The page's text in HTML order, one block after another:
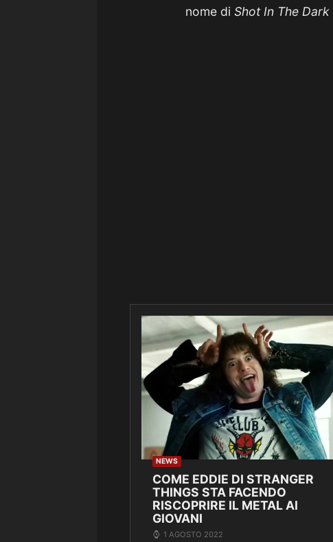
nome di Shot In The Dark
NEWS
COME EDDIE DI STRANGER
THINGS STA FACENDO
RISCOPRIRE IL METAL AI
GIOVANI
1 AGOSTO 2022